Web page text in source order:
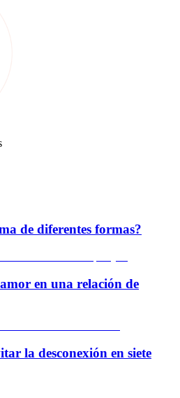
de diferentes formas?
en una relación de
la desconexión en siete